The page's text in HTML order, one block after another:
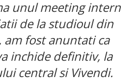
unul meeting intern
de la studioul din
am fost anuntati ca
inchide definitiv, la
central si Vivendi.